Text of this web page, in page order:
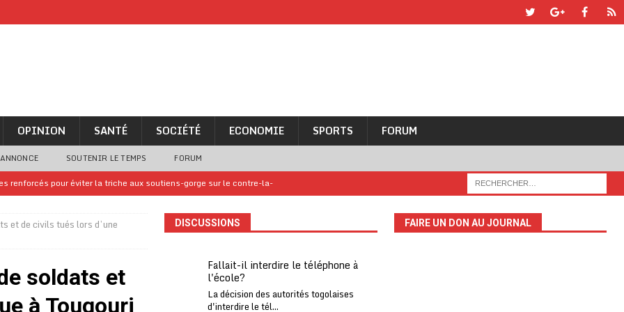
OPINION SANTÉ SOCIÉTÉ ECONOMIE SPORTS FORUM
SOUTENIR LE TEMPS FORUM
renforcés pour éviter la triche aux soutiens-gorge sur le contre-la-
confirme sa présence à la fête nationale
A LA UNE
billet de loterie gagnant que son propriétaire avait envoyé à un proche
et de civils tués lors d’une
soldats et
à Tougouri
DISCUSSIONS
Fallait-il interdire le téléphone à
l'école?
La décision des autorités togolaises
d'interdire le tél...
FAIRE UN DON AU JOURNAL